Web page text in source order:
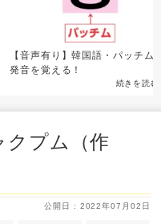
【音声有り】韓国語・パッチム
発音を覚える！
続きを読む
クプム（作
公開日 : 2022年07月02日